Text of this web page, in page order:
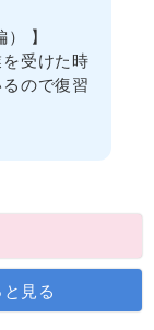
】
受けた時
ので復習
見る